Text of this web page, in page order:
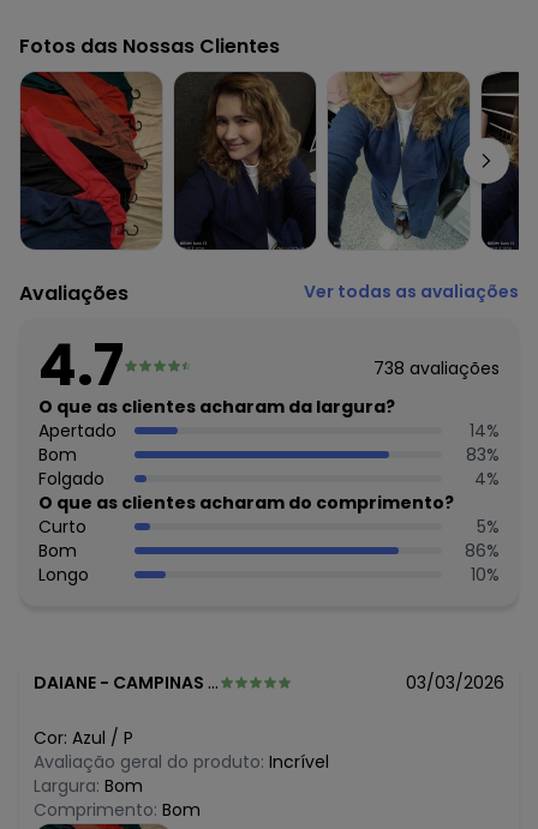
Modelagem: Solto
Comprimento da manga: Longa
Comprimento: Longo
Decote frente: Com gola
Complemento: Bolsos; recorte anatômico
Fechamento: Botão
Tecido: Meia malha com pelucia
Composição: 100% poliéster
Histórico de preços
O preço apresentado abaixo é o menor oferecido em
algum dia do mês, para o menor tamanho disponível.
julho/2026 R$ 146,99
junho/2026 R$ 126,99
maio/2026
abril/2026 R$ 171,99
março/2026 R$ 191,99
fevereiro/2026 N/D*
Fotos das Nossas Clientes
Avaliações Ver todas as avaliações
4.7 738 avaliações
O que as clientes acharam da largura?
Apertado
14%
Bom
83%
Folgado
4%
O que as clientes acharam do comprimento?
Curto
5%
Bom
86%
Longo
10%
DAIANE - CAMPINAS - SP 03/03/2026
Cor: Azul / P
Avaliação geral do produto: Incrível
Largura: Bom
Comprimento: Bom